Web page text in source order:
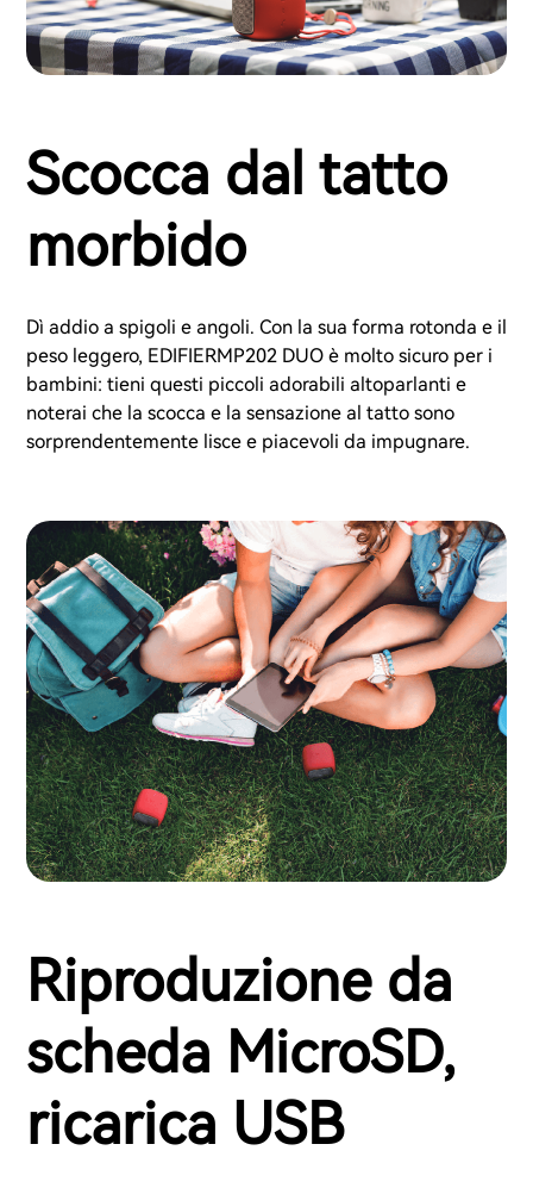
Scocca dal tatto
morbido
Dì addio a spigoli e angoli. Con la sua forma rotonda e il
peso leggero, EDIFIERMP202 DUO è molto sicuro per i
bambini: tieni questi piccoli adorabili altoparlanti e
noterai che la scocca e la sensazione al tatto sono
sorprendentemente lisce e piacevoli da impugnare.
Riproduzione da
scheda MicroSD,
ricarica USB